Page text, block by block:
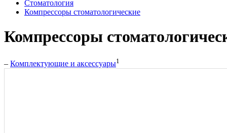
Стоматология
Компрессоры стоматологические
Компрессоры
– Комплектующие и аксессуары1